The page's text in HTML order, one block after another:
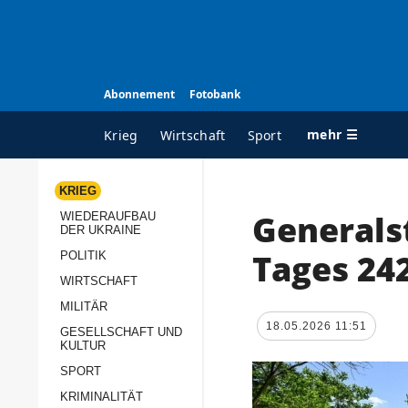
Abonnement Fotobank
Krieg Wirtschaft Sport mehr ☰
ALLE RUBRIKEN
Politik
Militär
KRIEG
WIEDERAUFBAU
DER UKRAINE
POLITIK
WIRTSCHAFT
MILITÄR
GESELLSCHAFT UND
KULTUR
SPORT
KRIMINALITÄT
Tages
18.05.2026 11:51